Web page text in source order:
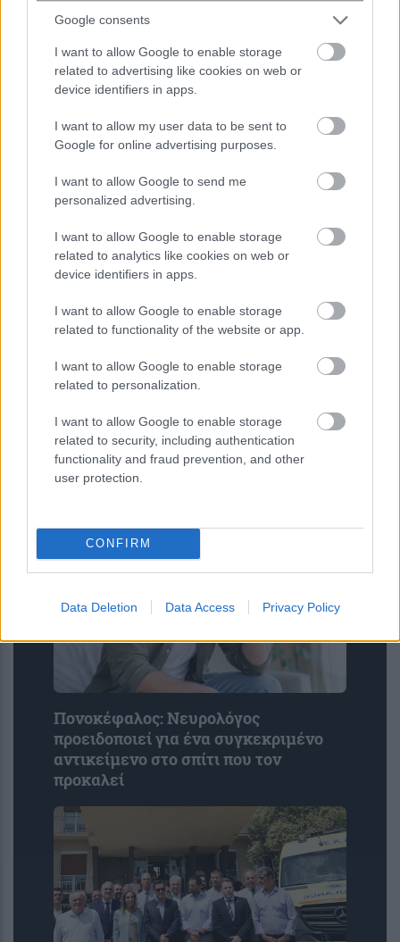
Google consents
I want to allow Google to enable storage
related to advertising like cookies on web or
device identifiers in apps.
I want to allow my user data to be sent to
Google for online advertising purposes.
I want to allow Google to send me
personalized advertising.
I want to allow Google to enable storage
related to analytics like cookies on web or
device identifiers in apps.
I want to allow Google to enable storage
related to functionality of the website or app.
I want to allow Google to enable storage
related to personalization.
I want to allow Google to enable storage
related to security, including authentication
functionality and fraud prevention, and other
user protection.
CONFIRM
Data Deletion Data Access Privacy Policy
Βίντεο δείχνει Ρώσο στρατιώτη να
από τον διοικητή του
με πρόσχημα επενδύσεις – Πώς
έκαναν «φτερά» 100.000 ευρώ
Πονοκέφαλος: Νευρολόγος
προειδοποιεί για ένα συγκεκριμένο
αντικείμενο στο σπίτι που τον
προκαλεί